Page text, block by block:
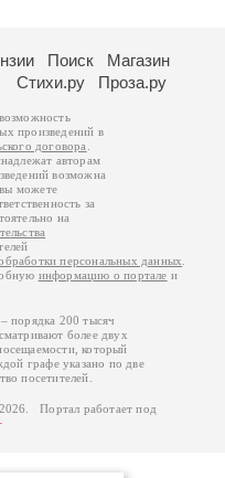
Поиск
Магазин
Стихи.ру Проза.ру
произведений в
договора
авторам
возможна
вы можете
за
на
персональных данных
информацию о портале и
порядка 200 тысяч
более двух
который
графе указано по две
посетителей.
Портал работает под